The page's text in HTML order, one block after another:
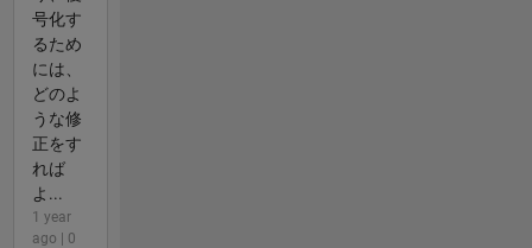
号化す
るため
には、
どのよ
うな修
正をす
れば
よ...
1 year
ago | 0